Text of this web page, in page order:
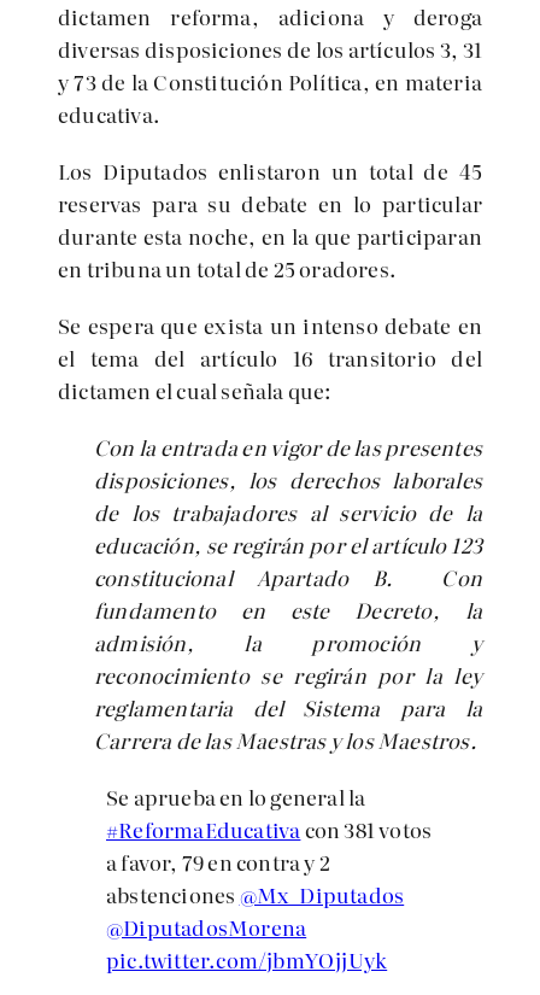
dictamen reforma, adiciona y deroga
diversas disposiciones de los artículos 3, 31
y 73 de la Constitución Política, en materia
educativa.
Los Diputados enlistaron un total de 45
reservas para su debate en lo particular
durante esta noche, en la que participaran
en tribuna un total de 25 oradores.
Se espera que exista un intenso debate en
el tema del artículo 16 transitorio del
dictamen el cual señala que:
Con la entrada en vigor de las presentes
disposiciones, los derechos laborales
de los trabajadores al servicio de la
educación, se regirán por el artículo 123
constitucional Apartado B. Con
fundamento en este Decreto, la
admisión, la promoción y
reconocimiento se regirán por la ley
reglamentaria del Sistema para la
Carrera de las Maestras y los Maestros.
Se aprueba en lo general la
#ReformaEducativacon 381 votos
a favor, 79 en contra y 2
abstenciones @Mx_Diputados
@DiputadosMorena
pic.twitter.com/jbmYOjjUyk